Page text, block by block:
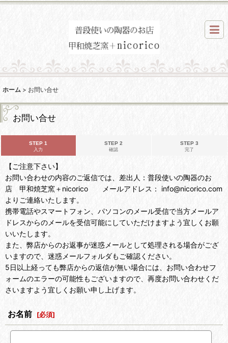
ホーム > お問い合せ
お問い合せ
STEP 1
入力
STEP 2
確認
STEP 3
完了
【ご注意下さい】
お問い合わせの内容のご返信では、差出人：普段使いの陶器のお
店 甲和焼芝窯＋nicorico メールアドレス： info@nicorico.com
よりご連絡いたします。
携帯電話やスマートフォン、パソコンのメール受信で当方メールア
ドレスからのメールを受信可能にしていただけますよう宜しくお願
いいたします。
また、弊店からのお返事が迷惑メールとして処理される場合がござ
いますので、迷惑メールフォルダもご確認ください。
5日以上経っても弊店からの返信が無い場合には、お問い合わせフ
ォームのエラーの可能性もございますので、再度お問い合わせくだ
さいますよう宜しくお願い申し上げます。
お名前 [必須]